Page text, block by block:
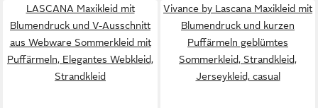
LASCANA Maxikleid mit
Blumendruck und V-Ausschnitt
aus Webware Sommerkleid mit
Puffärmeln, Elegantes Webkleid,
Strandkleid
Vivance by Lascana Maxikleid mit
Blumendruck und kurzen
Puffärmeln geblümtes
Sommerkleid, Strandkleid,
Jerseykleid, casual